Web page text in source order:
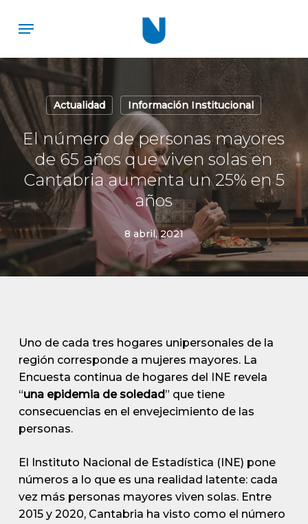
content
Menu
Actualidad Información Institucional
El número de personas mayores
de 65 años que viven solas en
Cantabria aumenta un 25% en 5
años
8 abril, 2021
Uno de cada tres hogares unipersonales de la
región corresponde a mujeres mayores. La
Encuesta continua de hogares del INE revela
“una epidemia de soledad” que tiene
consecuencias en el envejecimiento de las
personas.
El Instituto Nacional de Estadística (INE) pone
números a lo que es una realidad latente: cada
vez más personas mayores viven solas. Entre
2015 y 2020, Cantabria ha visto como el número